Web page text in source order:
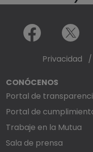
Privacidad /
CONÓCENOS
Portal de
Portal de
Trabaje en la Mutua
Sala de prensa
Menú
Facebook X